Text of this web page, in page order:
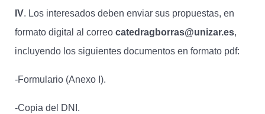
IV. Los interesados deben enviar sus propuestas, en
formato digital al correo catedragborras@unizar.es,
incluyendo los siguientes documentos en formato pdf:
-Formulario (Anexo I).
-Copia del DNI.